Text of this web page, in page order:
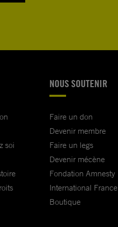
soi
NOUS SOUTENIR
Faire un don
Devenir membre
Faire un legs
Devenir mécène
Fondation Amnesty
International France
Boutique